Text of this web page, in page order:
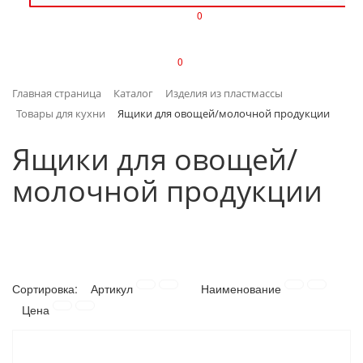
ИНТЕРЬЕР
КЛИМАТИЧЕСКАЯ ТЕХНИКА
НАСОСНОЕ ОБОРУДОВАНИЕ
0
0
Главная страница Каталог
Изделия из пластмассы
Товары для кухни
Ящики для овощей/молочной продукции
Ящики для овощей/
молочной продукции
Сортировка: Артикул
Наименование
Цена